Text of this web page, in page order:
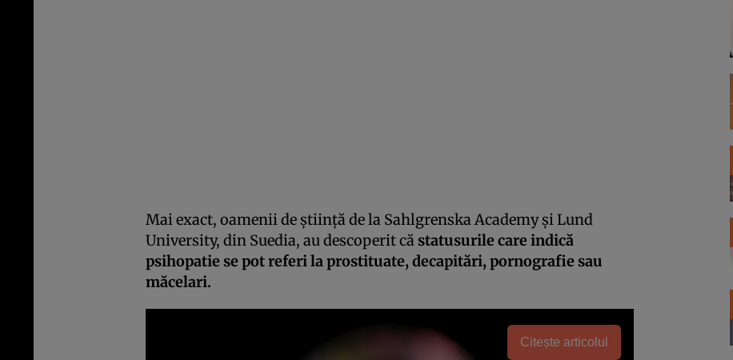
Mai exact, oamenii de ştiinţă de la Sahlgrenska Academy şi Lund
University, din Suedia, au descoperit că statusurile care indică
psihopatie se pot referi la prostituate, decapitări, pornografie sau
măcelari.
Citește articolul